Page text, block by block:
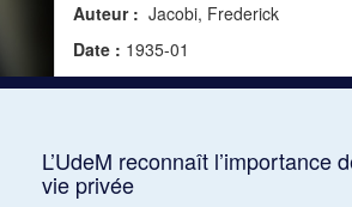
Auteur : Jacobi, Frederick
Date : 1935-01
Source :Modern Music, vol. 12, no
L’UdeM reconnaît l’importance
vie privée